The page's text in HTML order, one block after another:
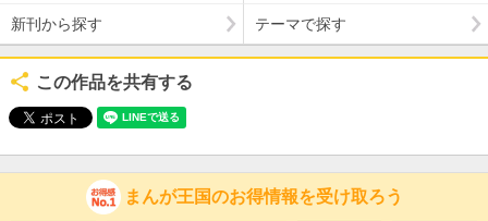
新刊から探す テーマで探す
この作品を共有する
まんが王国のお得情報を受け取ろう